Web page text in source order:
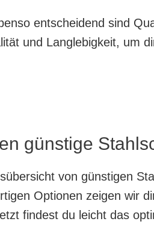
entscheidend sind
und Langlebigkeit, um
günstige
von günstigen
Optionen zeigen wir
findest du leicht das